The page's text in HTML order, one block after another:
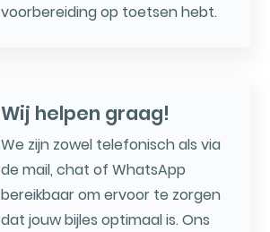
voorbereiding op toetsen hebt.
Wij helpen graag!
We zijn zowel telefonisch als via
de mail, chat of WhatsApp
bereikbaar om ervoor te zorgen
dat jouw bijles optimaal is. Ons